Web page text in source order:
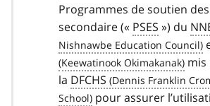
Programmes de soutien
secondaire (« PSES ») du
mis
la DFCHS
pour assurer